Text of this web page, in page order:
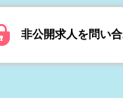
非公開求人を問い